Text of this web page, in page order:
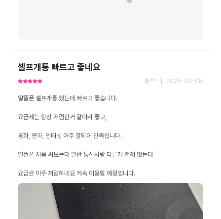
셀프개통 빠르고 좋네요
황** ｜ 2025-09-08
요금은 아주 저렴하네요 계속 이용할 예정입니다.